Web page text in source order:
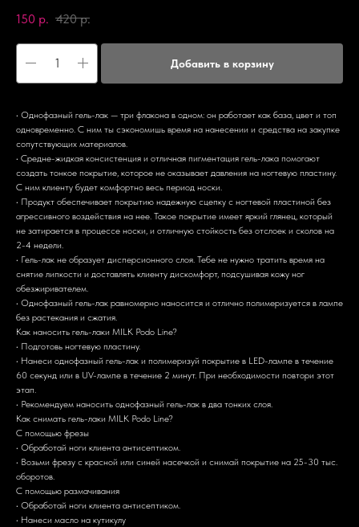
150 р. 420 р.
Добавить в корзину
• Однофазный гель-лак — три флакона в одном: он работает как база, цвет и топ
одновременно. С ним ты сэкономишь время на нанесении и средства на закупке
сопутствующих материалов.
• Средне-жидкая консистенция и отличная пигментация гель-лака помогают
создать тонкое покрытие, которое не оказывает давления на ногтевую пластину.
С ним клиенту будет комфортно весь период носки.
• Продукт обеспечивает покрытию надежную сцепку с ногтевой пластиной без
агрессивного воздействия на нее. Такое покрытие имеет яркий глянец, который
не затирается в процессе носки, и отличную стойкость без отслоек и сколов на
2-4 недели.
• Гель-лак не образует дисперсионного слоя. Тебе не нужно тратить время на
снятие липкости и доставлять клиенту дискомфорт, подсушивая кожу ног
обезжиривателем.
• Однофазный гель-лак равномерно наносится и отлично полимеризуется в лампе
без растекания и сжатия.
Как наносить гель-лаки MILK Podo Line?
• Подготовь ногтевую пластину.
• Нанеси однофазный гель-лак и полимеризуй покрытие в LED-лампе в течение
60 секунд или в UV-лампе в течение 2 минут. При необходимости повтори этот
этап.
• Рекомендуем наносить однофазный гель-лак в два тонких слоя.
Как снимать гель-лаки MILK Podo Line?
С помощью фрезы
• Обработай ноги клиента антисептиком.
• Возьми фрезу с красной или синей насечкой и снимай покрытие на 25-30 тыс.
оборотов.
С помощью размачивания
• Обработай ноги клиента антисептиком.
• Нанеси масло на кутикулу